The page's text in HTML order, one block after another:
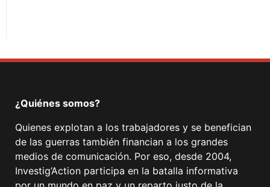
¿Quiénes somos?
Quienes explotan a los trabajadores y se benefician
de las guerras también financian a los grandes
medios de comunicación. Por eso, desde 2004,
Investig’Action participa en la batalla informativa